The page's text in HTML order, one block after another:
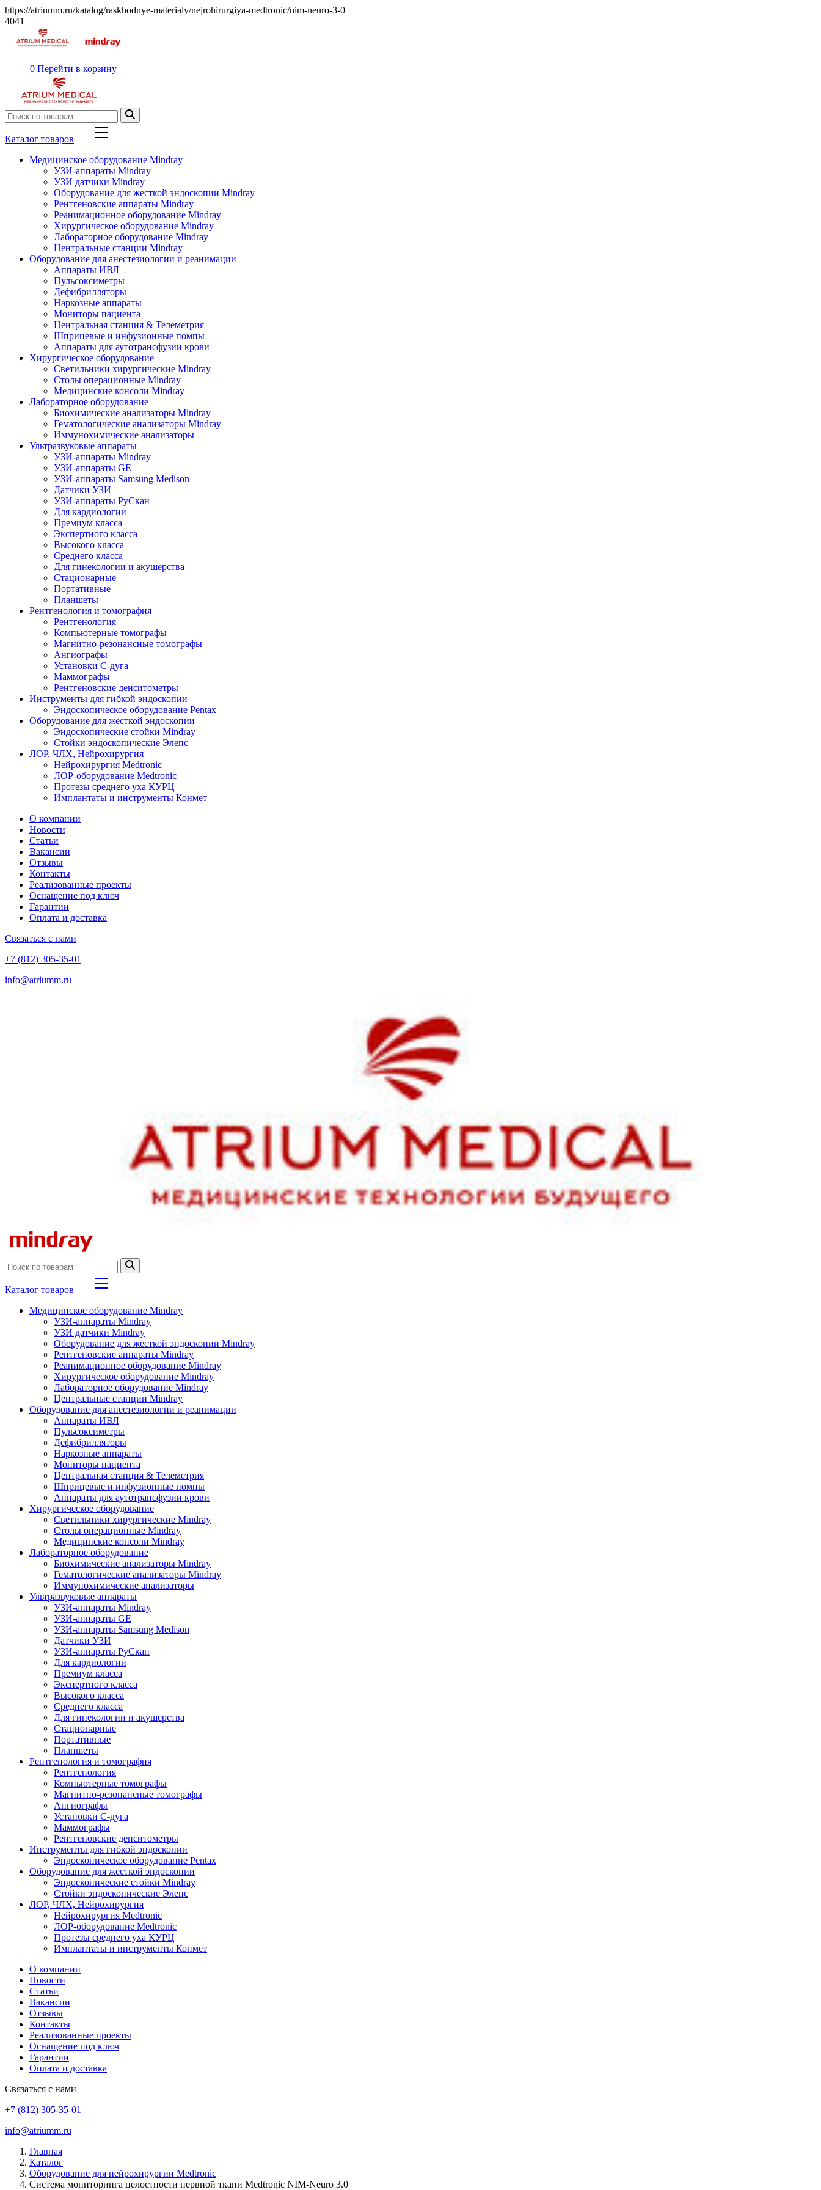
https://atriumm.ru/katalog/raskhodnye-materialy/nejrohirurgiya-medtronic/nim-neuro-3-0
4041
0 Перейти в корзину
Каталог товаров
Медицинское оборудование Mindray
УЗИ-аппараты Mindray
УЗИ датчики Mindray
Оборудование для жесткой эндоскопии Mindray
Рентгеновские аппараты Mindray
Реанимационное оборудование Mindray
Хирургическое оборудование Mindray
Лабораторное оборудование Mindray
Центральные станции Mindray
Оборудование для анестезиологии и реанимации
Аппараты ИВЛ
Пульсоксиметры
Дефибрилляторы
Наркозные аппараты
Мониторы пациента
Центральная станция & Телеметрия
Шприцевые и инфузионные помпы
Аппараты для аутотрансфузии крови
Хирургическое оборудование
Светильники хирургические Mindray
Столы операционные Mindray
Медицинские консоли Mindray
Лабораторное оборудование
Биохимические анализаторы Mindray
Гематологические анализаторы Mindray
Иммунохимические анализаторы
Ультразвуковые аппараты
УЗИ-аппараты Mindray
УЗИ-аппараты GE
УЗИ-аппараты Samsung Medison
Датчики УЗИ
УЗИ-аппараты РуСкан
Для кардиологии
Премиум класса
Экспертного класса
Высокого класса
Среднего класса
Для гинекологии и акушерства
Стационарные
Портативные
Планшеты
Рентгенология и томография
Рентгенология
Компьютерные томографы
Магнитно-резонансные томографы
Ангиографы
Установки С-дуга
Маммографы
Рентгеновские денситометры
Инструменты для гибкой эндоскопии
Эндоскопическое оборудование Pentax
Оборудование для жесткой эндоскопии
Эндоскопические стойки Mindray
Стойки эндоскопические Элепс
ЛОР, ЧЛХ, Нейрохирургия
Нейрохирургия Medtronic
ЛОР-оборудование Medtronic
Протезы среднего уха КУРЦ
Имплантаты и инструменты Конмет
О компании
Новости
Статьи
Вакансии
Отзывы
Контакты
Реализованные проекты
Оснащение под ключ
Гарантии
Оплата и доставка
Связаться с нами
+7 (812) 305-35-01
info@atriumm.ru
Каталог товаров
Медицинское оборудование Mindray
УЗИ-аппараты Mindray
УЗИ датчики Mindray
Оборудование для жесткой эндоскопии Mindray
Рентгеновские аппараты Mindray
Реанимационное оборудование Mindray
Хирургическое оборудование Mindray
Лабораторное оборудование Mindray
Центральные станции Mindray
Оборудование для анестезиологии и реанимации
Аппараты ИВЛ
Пульсоксиметры
Дефибрилляторы
Наркозные аппараты
Мониторы пациента
Центральная станция & Телеметрия
Шприцевые и инфузионные помпы
Аппараты для аутотрансфузии крови
Хирургическое оборудование
Светильники хирургические Mindray
Столы операционные Mindray
Медицинские консоли Mindray
Лабораторное оборудование
Биохимические анализаторы Mindray
Гематологические анализаторы Mindray
Иммунохимические анализаторы
Ультразвуковые аппараты
УЗИ-аппараты Mindray
УЗИ-аппараты GE
УЗИ-аппараты Samsung Medison
Датчики УЗИ
УЗИ-аппараты РуСкан
Для кардиологии
Премиум класса
Экспертного класса
Высокого класса
Среднего класса
Для гинекологии и акушерства
Стационарные
Портативные
Планшеты
Рентгенология и томография
Рентгенология
Компьютерные томографы
Магнитно-резонансные томографы
Ангиографы
Установки С-дуга
Маммографы
Рентгеновские денситометры
Инструменты для гибкой эндоскопии
Эндоскопическое оборудование Pentax
Оборудование для жесткой эндоскопии
Эндоскопические стойки Mindray
Стойки эндоскопические Элепс
ЛОР, ЧЛХ, Нейрохирургия
Нейрохирургия Medtronic
ЛОР-оборудование Medtronic
Протезы среднего уха КУРЦ
Имплантаты и инструменты Конмет
О компании
Новости
Статьи
Вакансии
Отзывы
Контакты
Реализованные проекты
Оснащение под ключ
Гарантии
Оплата и доставка
Связаться с нами
+7 (812) 305-35-01
info@atriumm.ru
Главная
Каталог
Оборудование для нейрохирургии Medtronic
Система мониторинга целостности нервной ткани Medtronic NIM-Neuro 3.0